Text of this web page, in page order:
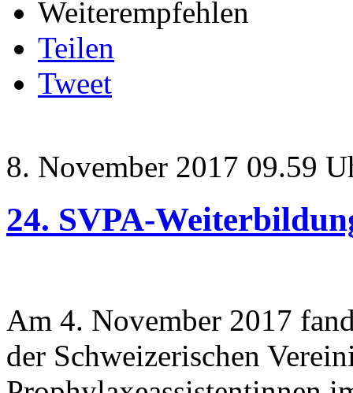
Weiterempfehlen
Teilen
Tweet
8. November 2017 09.59
24. SVPA-
Am 4. November 2017
der Schweizerischen